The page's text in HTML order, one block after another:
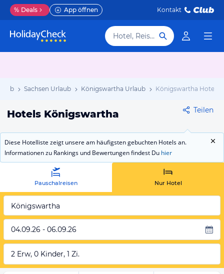
% Deals App öffnen Kontakt
Hotel, Reiseziel
Sachsen Urlaub Königswartha Urlaub Königswartha Hotels
Hotels Königswartha Teilen
Diese Hotelliste zeigt unsere am häufigsten gebuchten Hotels an.
Informationen zu Rankings und Bewertungen findest Du hier
Pauschalreisen Nur Hotel
Königswartha
04.09.26 - 06.09.26
2 Erw, 0 Kinder, 1 Zi.